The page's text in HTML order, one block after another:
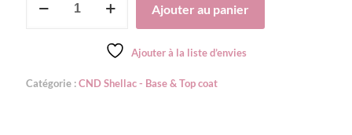
Coat
Ajouter au panier
Ajouter à la liste d’envies
Catégorie :CND Shellac - Base & Top coat